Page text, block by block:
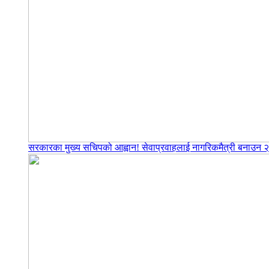
सरकारका मुख्य सचिपको आह्वान! सेवाप्रवाहलाई नागरिकमैत्री बनाउन